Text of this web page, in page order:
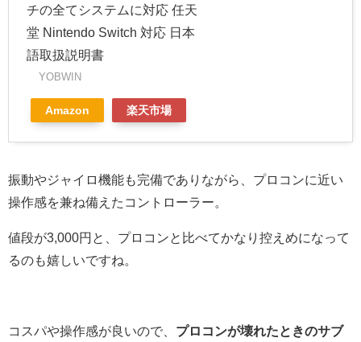
チの全てシステムに対応 任天
堂 Nintendo Switch 対応 日本
語取扱説明書
YOBWIN
Amazon 楽天市場
振動やジャイロ機能も完備でありながら、プロコンに近い
操作感を兼ね備えたコントローラー。
値段が3,000円と、プロコンと比べてかなり控えめになって
るのも嬉しいですね。
コスパや操作感が良いので、 プロコンが壊れたときのサブ